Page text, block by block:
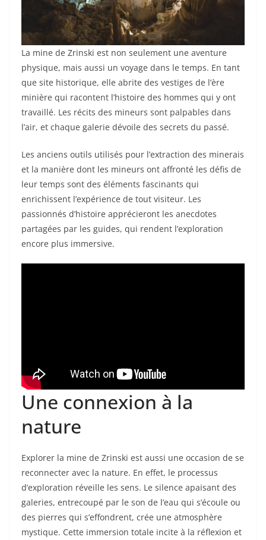
La mine de Zrinski est non seulement une aventure
physique, mais aussi un voyage dans le temps. En tant
que site historique, elle abrite des vestiges de l’ère
minière qui racontent l’histoire des hommes qui y ont
travaillé. Les récits des mineurs sont palpables dans
l’air, et chaque galerie dévoile des secrets du passé.
Les anciens outils utilisés pour l’extraction des minerais
et la manière dont les mineurs ont affronté les défis de
leur temps sont des éléments fascinants qui
enrichissent l’expérience de tout visiteur. Les
passionnés d’histoire apprécieront les anecdotes
partagées par les guides, qui rendent l’exploration
encore plus immersive.
Une connexion à la
nature
Explorer la mine de Zrinski est aussi une occasion de se
reconnecter avec la nature. En effet, le processus
d’exploration réveille les sens. Le silence apaisant des
galeries, entrecoupé par le son de l’eau qui s’écoule ou
des pierres qui s’effondrent, crée une atmosphère
mystique. Cette immersion totale incite à la réflexion et